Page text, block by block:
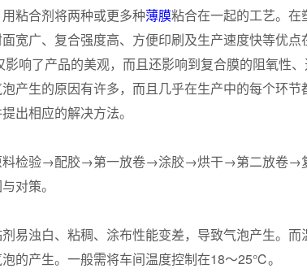
粘合剂将两种或更多种薄膜粘合在一起的工艺。在
宽广、复合强度高、方便印刷及生产速度快等优
响了产品的美观，而且还影响到复合膜的阻氧性
产生的原因有许多，而且几乎在生产中的每个环
出相应的解决方法。
料检验→配胶→第一放卷→涂胶→烘干→第二放卷
对策。
易浊白、粘稠、涂布性能变差，导致气泡产生。
的产生。一般需将车间温度控制在18～25℃。